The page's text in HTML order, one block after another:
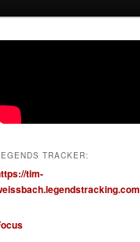
TRACKER:
tim-